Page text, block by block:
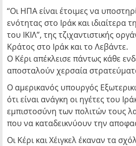
“Οι ΗΠΑ είναι έτοιμες να
ενότητας στο Ιράκ και ιδιαίτερα
του ΙΚΙΛ”, της τζιχαντιστικής
Κράτος στο Ιράκ και το Λεβάντε.
Ο Κέρι απέκλεισε πάντως κάθε
αποσταλούν χερσαία
Ο αμερικανός υπουργός
ότι είναι ανάγκη οι ηγέτες του
εμπιστοσύνη των πολιτών τους
που να καταδεικνύουν την
Οι Κέρι και Χέιγκελ έκαναν τα